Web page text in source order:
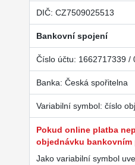
DIČ: CZ7509025513
Bankovní spojení
Číslo účtu: 1662717339 /
Banka: Česká spořitelna
Variabilní symbol: číslo
Pokud online platba
objednávku bankovním
Jako variabilní symbol